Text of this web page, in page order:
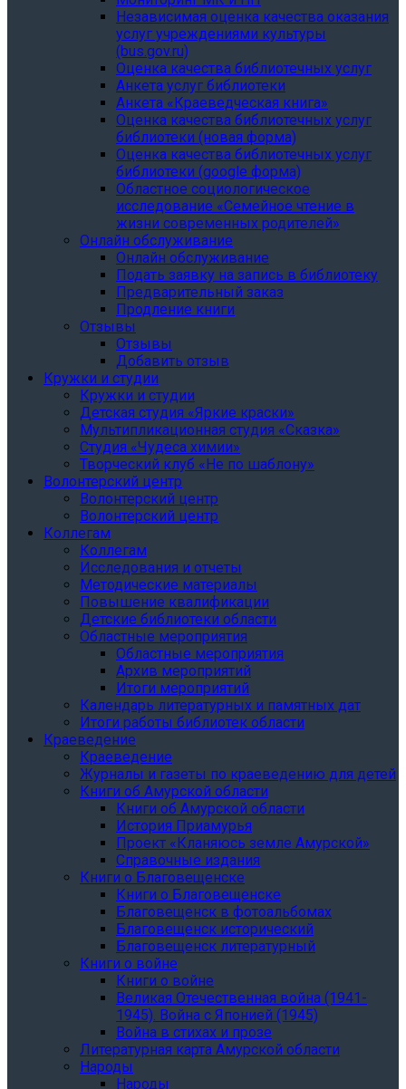
Независимая оценка качества оказания
услуг учреждениями культуры
(bus.gov.ru)
Оценка качества библиотечных услуг
Анкета услуг библиотеки
Анкета «Краеведческая книга»
Oценка качества библиотечных услуг
библиотеки (новая форма)
Oценка качества библиотечных услуг
библиотеки (google форма)
Областное социологическое
исследование «Семейное чтение в
жизни современных родителей»
Онлайн обслуживание
Онлайн обслуживание
Подать заявку на запись в библиотеку
Предварительный заказ
Продление книги
Отзывы
Отзывы
Добавить отзыв
Кружки и студии
Кружки и студии
Детская студия «Яркие краски»
Мультипликационная студия «Сказка»
Студия «Чудеса химии»
Творческий клуб «Не по шаблону»
Волонтерский центр
Волонтерский центр
Волонтерский центр
Коллегам
Коллегам
Исследования и отчеты
Методические материалы
Повышение квалификации
Детские библиотеки области
Областные мероприятия
Областные мероприятия
Архив мероприятий
Итоги мероприятий
Календарь литературных и памятных дат
Итоги работы библиотек области
Краеведение
Краеведение
Журналы и газеты по краеведению для детей
Книги об Амурской области
Книги об Амурской области
История Приамурья
Проект «Кланяюсь земле Амурской»
Справочные издания
Книги о Благовещенске
Книги о Благовещенске
Благовещенск в фотоальбомах
Благовещенск исторический
Благовещенск литературный
Книги о войне
Книги о войне
Великая Отечественная война (1941-
1945). Война с Японией (1945)
Война в стихах и прозе
Литературная карта Амурской области
Народы
Народы